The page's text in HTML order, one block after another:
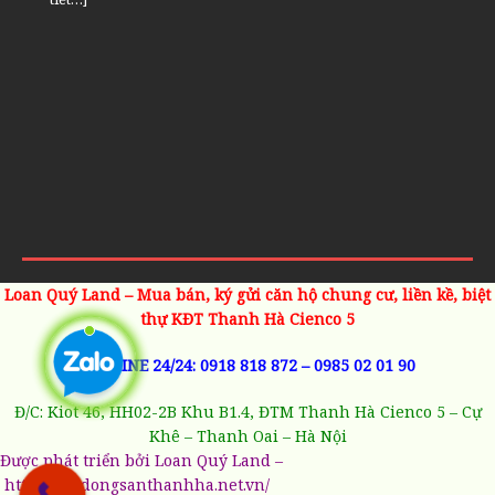
Loan Quý Land – Mua bán, ký gửi căn hộ chung cư, liền kề, biệt
thự KĐT Thanh Hà Cienco 5
HOTLINE 24/24: 0918 818 872 –0985 02 01 90
Đ/C: Kiot 46, HH02-2B Khu B1.4, ĐTM Thanh Hà Cienco 5 – Cự
Khê – Thanh Oai – Hà Nội
Được phát triển bởi Loan Quý Land –
https://batdongsanthanhha.net.vn/